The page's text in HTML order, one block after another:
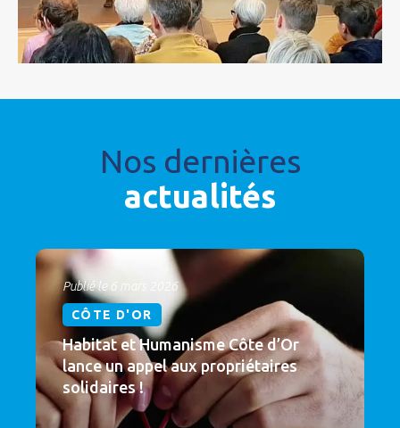
Nos dernières
actualités
Publié le 6 mars 2026
CÔTE D'OR
Habitat et Humanisme Côte d’Or
lance un appel aux propriétaires
solidaires !